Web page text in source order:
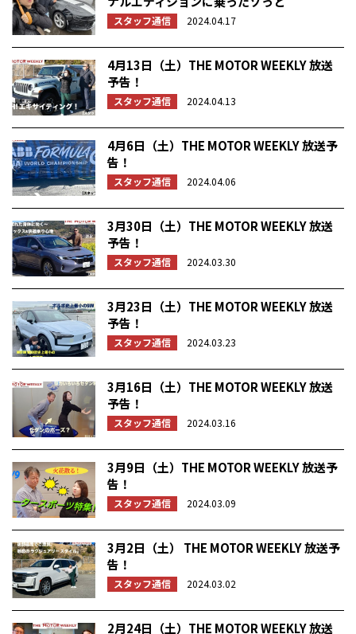
スタッフ通信 2024.04.17
4月13日（土）THE MOTOR WEEKLY 放送
予告！
スタッフ通信 2024.04.13
4月6日（土）THE MOTOR WEEKLY 放送予
告！
スタッフ通信 2024.04.06
3月30日（土）THE MOTOR WEEKLY 放送
予告！
スタッフ通信 2024.03.30
3月23日（土）THE MOTOR WEEKLY 放送
予告！
スタッフ通信 2024.03.23
3月16日（土）THE MOTOR WEEKLY 放送
予告！
スタッフ通信 2024.03.16
3月9日（土）THE MOTOR WEEKLY 放送予
告！
スタッフ通信 2024.03.09
3月2日（土） THE MOTOR WEEKLY 放送予
告！
スタッフ通信 2024.03.02
2月24日（土）THE MOTOR WEEKLY 放送